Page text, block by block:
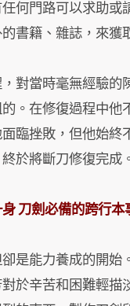
何門路可以求助或
書籍、雜誌，來獲
對當時毫無經驗的
。在修復過程中他
臨挫敗，但他始終
於將斷刀修復完成
刀劍必備的跨行本
卻是能力養成的開
於辛苦和困難輕描